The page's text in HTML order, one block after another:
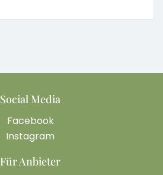
Social Media
Facebook
Instagram
Für Anbieter